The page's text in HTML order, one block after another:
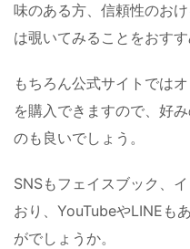
味のある方、信頼性のお
は覗いてみることをおすす
もちろん公式サイトでは
を購入できますので、好
のも良いでしょう。
SNSもフェイスブック、
おり、YouTubeやLINEも
がでしょうか。